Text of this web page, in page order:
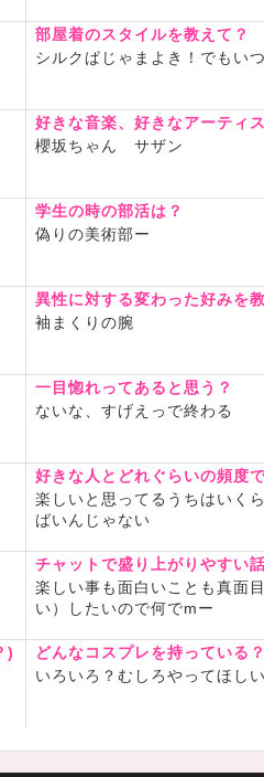
部屋着のスタイルを教えて？
シルクぱじゃまよき！でもい
好きな音楽、好きなアーティ
櫻坂ちゃん サザン
学生の時の部活は？
偽りの美術部ー
異性に対する変わった好みを
袖まくりの腕
一目惚れってあると思う？
ないな、すげえっで終わる
好きな人とどれぐらいの頻度
楽しいと思ってるうちはいく
ばいんじゃない
チャットで盛り上がりやすい
楽しい事も面白いことも真面
い）したいので何でmー
)
どんなコスプレを持っている？
いろいろ？むしろやってほし